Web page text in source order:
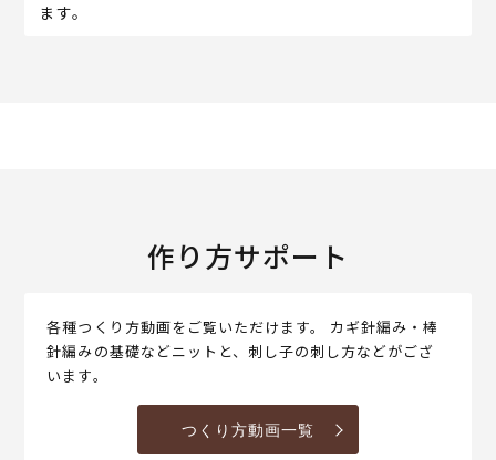
ます。
作り方サポート
各種つくり方動画をご覧いただけます。 カギ針編み・棒
針編みの基礎などニットと、刺し子の刺し方などがござ
います。
つくり方動画一覧